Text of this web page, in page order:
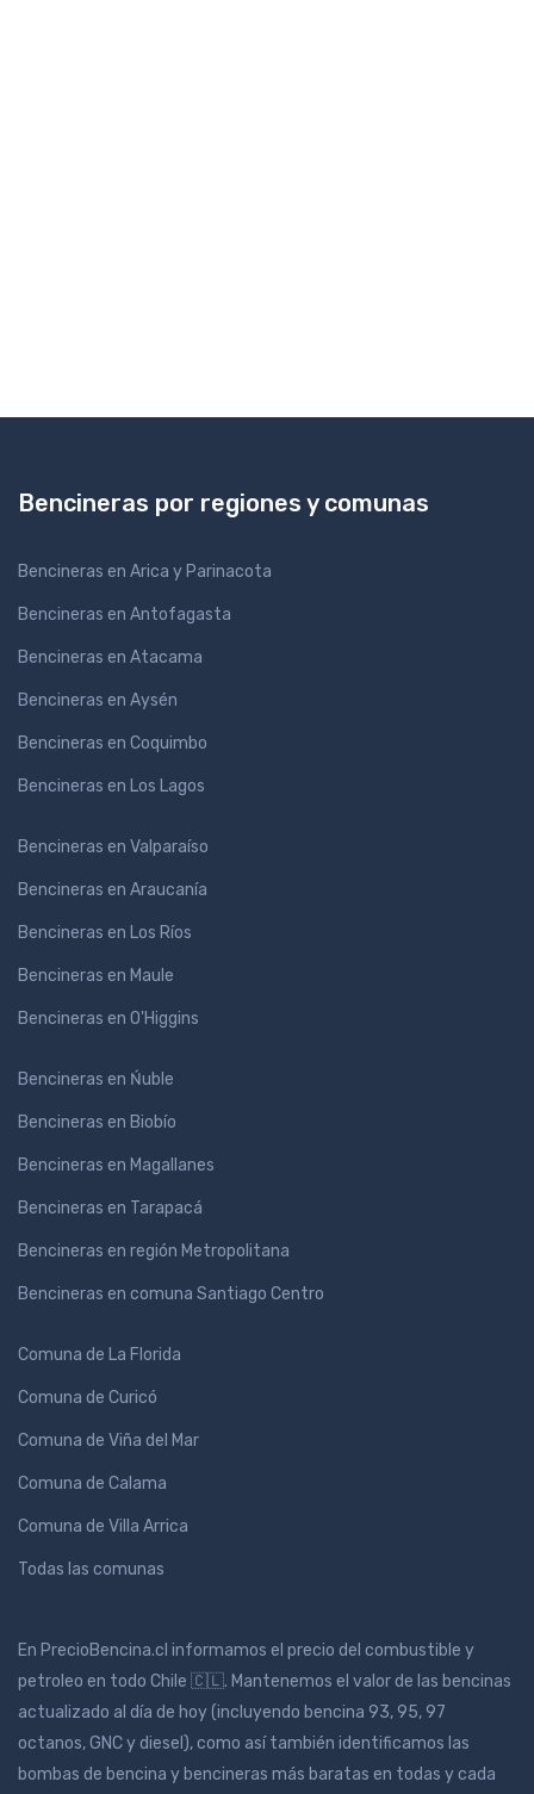
Bencineras por regiones y comunas
Bencineras en Arica y Parinacota
Bencineras en Antofagasta
Bencineras en Atacama
Bencineras en Aysén
Bencineras en Coquimbo
Bencineras en Los Lagos
Bencineras en Valparaíso
Bencineras en Araucanía
Bencineras en Los Ríos
Bencineras en Maule
Bencineras en O'Higgins
Bencineras en Ńuble
Bencineras en Biobío
Bencineras en Magallanes
Bencineras en Tarapacá
Bencineras en región Metropolitana
Bencineras en comuna Santiago Centro
Comuna de La Florida
Comuna de Curicó
Comuna de Viña del Mar
Comuna de Calama
Comuna de Villa Arrica
Todas las comunas
En PrecioBencina.cl informamos el precio del combustible y
petroleo en todo Chile 🇨🇱. Mantenemos el valor de las bencinas
actualizado al día de hoy (incluyendo bencina 93, 95, 97
octanos, GNC y diesel), como así también identificamos las
bombas de bencina y bencineras más baratas en todas y cada